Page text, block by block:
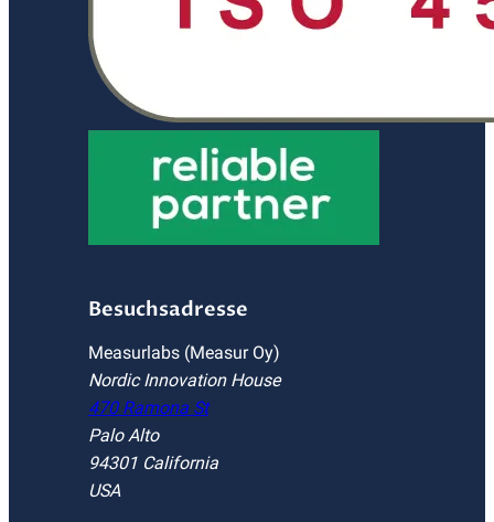
Besuchsadresse
Measurlabs (Measur Oy)
Nordic Innovation House
470 Ramona St
Palo Alto
94301 California
USA